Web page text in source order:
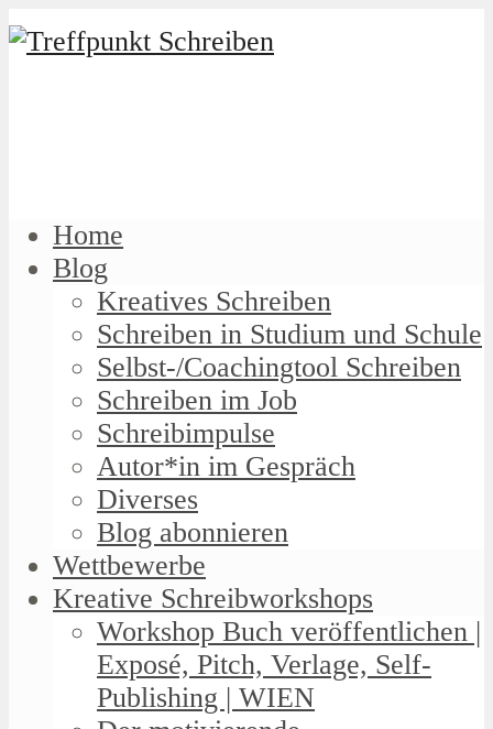
Home
Blog
Kreatives Schreiben
Schreiben in Studium und Schule
Selbst-/Coachingtool Schreiben
Schreiben im Job
Schreibimpulse
Autor*in im Gespräch
Diverses
Blog abonnieren
Wettbewerbe
Kreative Schreibworkshops
Workshop Buch veröffentlichen |
Exposé, Pitch, Verlage, Self-
Publishing | WIEN